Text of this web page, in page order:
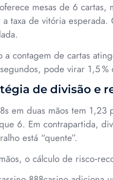
mesas de 6 cartas,
a taxa de vitória
a contagem de cartas
pode virar 1,5
de divisão e
em duas mãos tem 1,23
6. Em contrapartida,
está “quente”.
o cálculo de